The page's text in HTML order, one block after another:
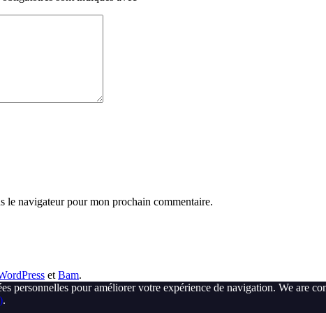
le navigateur pour mon prochain commentaire.
et Bam.
personnelles pour améliorer votre expérience de navigation. We are
.